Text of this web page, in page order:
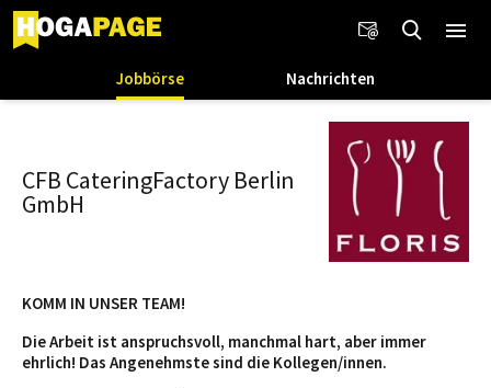
Jobbörse Nachrichten
CFB CateringFactory Berlin
GmbH
KOMM IN UNSER TEAM!
Die Arbeit ist anspruchsvoll, manchmal hart, aber immer
ehrlich! Das Angenehmste sind die Kollegen/innen.